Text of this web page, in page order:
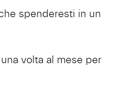
spenderesti in un
volta al mese per